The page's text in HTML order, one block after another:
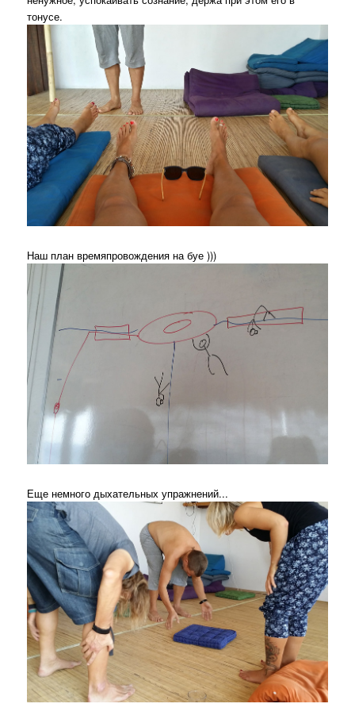
тонусе.
Наш план времяпровождения на буе )))
Еще немного дыхательных упражнений...